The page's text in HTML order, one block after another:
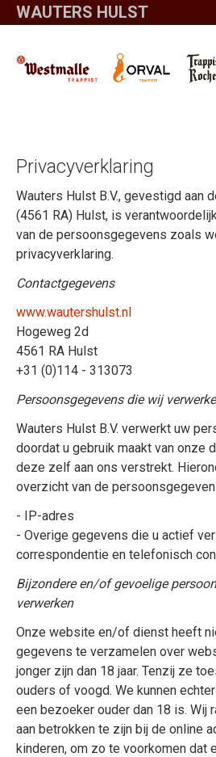
Spring
naar
inhoud
WAUTERS HULST
Privacyverklaring
Wauters Hulst B.V., gevestigd aan
(4561 RA) Hulst, is
van de persoonsgegevens zoals
privacyverklaring.
Contactgegevens
www.wautershulst.nl
Hogeweg 2d
4561 RA Hulst
+31 (0)114 - 313073
Persoonsgegevens die wij
Wauters Hulst B.V. verwerkt uw
doordat u gebruik maakt van onze
deze zelf aan ons verstrekt.
overzicht van de
- IP-adres
- Overige gegevens die u actief
correspondentie en telefonisch
Bijzondere en/of gevoelige
verwerken
Onze website en/of dienst heeft
gegevens te verzamelen over
jonger zijn dan 18 jaar. Tenzij ze
ouders of voogd. We kunnen
een bezoeker ouder dan 18 is. Wij
aan betrokken te zijn bij de online
kinderen, om zo te voorkomen dat